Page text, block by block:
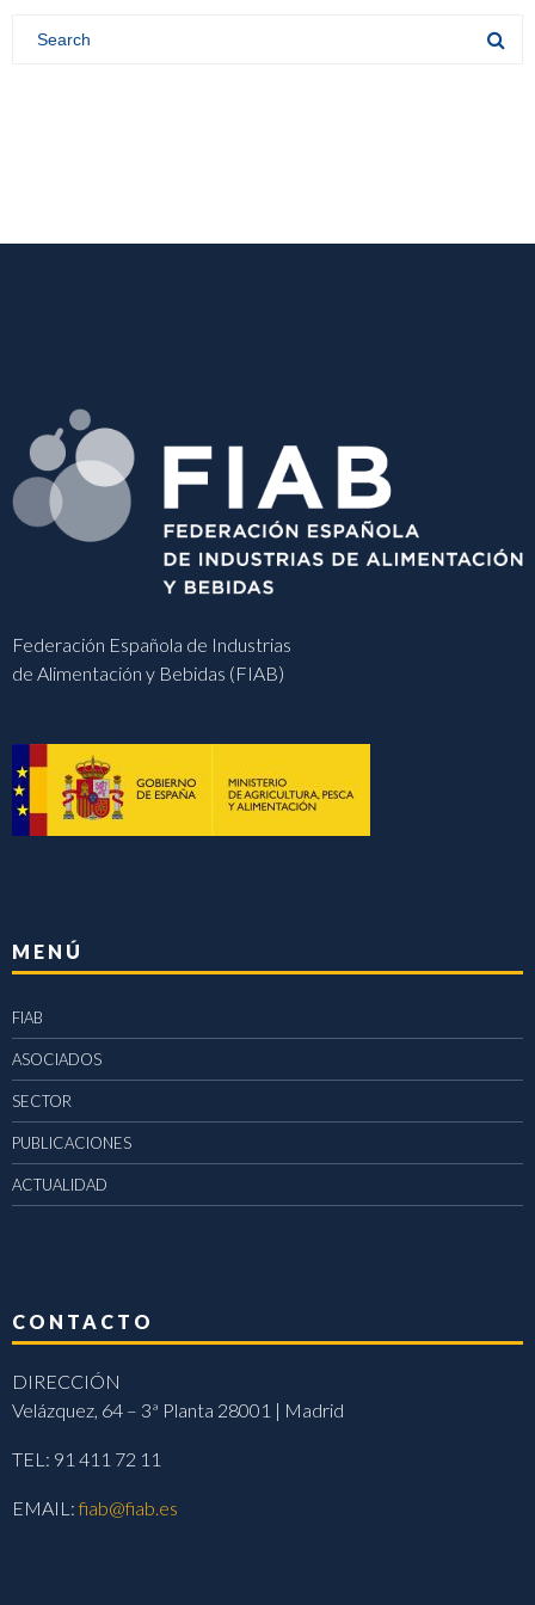
Federación Española de Industrias
de Alimentación y Bebidas (FIAB)
MENÚ
FIAB
ASOCIADOS
SECTOR
PUBLICACIONES
ACTUALIDAD
CONTACTO
DIRECCIÓN
Velázquez, 64 – 3ª Planta 28001 | Madrid
TEL: 91 411 72 11
EMAIL:fiab@fiab.es